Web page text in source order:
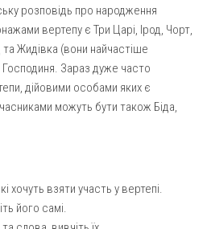
розповідь про народження
вертепу є Три Царі, Ірод, Чорт,
Жидівка (вони найчастіше
Зараз дуже часто
дійовими особами яких є
можуть бути також Біда,
хочуть взяти участь у вертепі.
його самі.